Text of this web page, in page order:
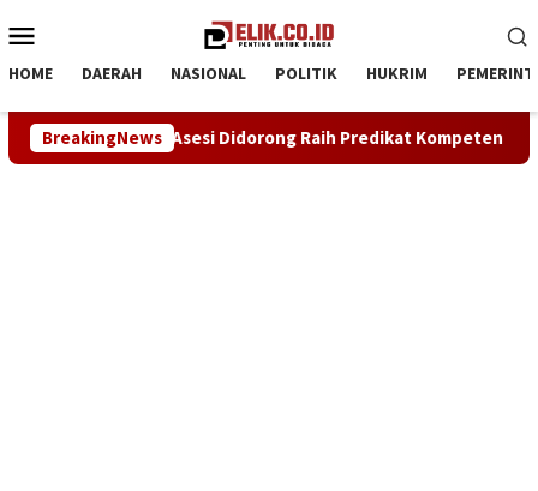
ke
Mobile
HOME DAERAH NASIONAL POLITIK HUKRIM
BreakingNews
Raih Predikat Kompeten Sinergi ASOKA Bersama